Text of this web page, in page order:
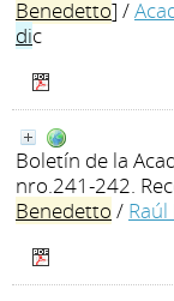
Benedetto] /
dic
Boletín de la
nro.241-242.
Benedetto /